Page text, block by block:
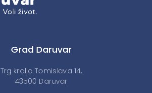
Grad Daruvar
Trg kralja Tomislava 14,
43500 Daruvar